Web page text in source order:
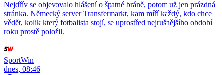
Nejdřív se objevovalo hlášení o špatné bráně, potom už jen prázdná
stránka. Německý server Transfermarkt, kam míří každý, kdo chce
vědět, kolik který fotbalista stojí, se uprostřed nejrušnějšího období
roku prostě položil.
SportWin
dnes, 08:46